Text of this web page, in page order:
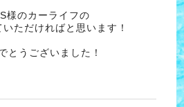
様のカーライフの
ただければと思います！
とうございました！